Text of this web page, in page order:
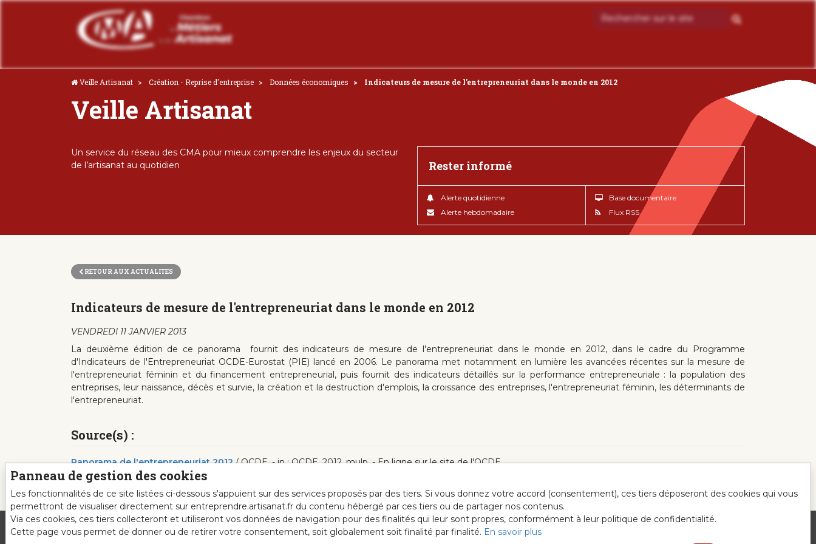
Veille Artisanat Création - Reprise d'entreprise Données économiques Indicateurs de mesure de l'entrepreneuriat dans le monde en 2012
Veille Artisanat
Un service du réseau des CMA pour mieux comprendre les enjeux du secteur
de l’artisanat au quotidien
Rester informé
Alerte quotidienne
Alerte hebdomadaire
Base documentaire
Flux RSS
RETOUR AUX ACTUALITES
Indicateurs de mesure de l'entrepreneuriat dans le monde en 2012
VENDREDI 11 JANVIER 2013
La deuxième édition de ce panorama fournit des indicateurs de mesure de l'entrepreneuriat dans le monde en 2012, dans le cadre du Programme
d'Indicateurs de l'Entrepreneuriat OCDE-Eurostat (PIE) lancé en 2006. Le panorama met notamment en lumière les avancées récentes sur la mesure de
l'entrepreneuriat féminin et du financement entrepreneurial, puis fournit des indicateurs détaillés sur la performance entrepreneuriale : la population des
entreprises, leur naissance, décès et survie, la création et la destruction d'emplois, la croissance des entreprises, l'entrepreneuriat féminin, les déterminants de
l'entrepreneuriat.
Source(s) :
Panorama de l'entrepreneuriat 2012/ OCDE .- in : OCDE, 2012, mulp. - En ligne sur le site de l'OCDE
Panneau de gestion des cookies
Les fonctionnalités de ce site listées ci-dessous s'appuient sur des services proposés par des tiers. Si vous donnez votre accord (consentement), ces tiers déposeront des cookies qui vous
permettront de visualiser directement sur entreprendre.artisanat.fr du contenu hébergé par ces tiers ou de partager nos contenus.
Via ces cookies, ces tiers collecteront et utiliseront vos données de navigation pour des finalités qui leur sont propres, conformément à leur politique de confidentialité.
Cette page vous permet de donner ou de retirer votre consentement, soit globalement soit finalité par finalité. En savoir plus